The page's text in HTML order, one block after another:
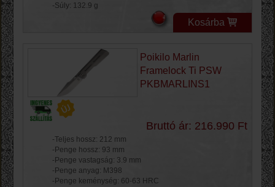
-Súly: 132.9 g
Kosárba
Poikilo Marlin
Framelock Ti PSW
PKBMARLINS1
Bruttó ár: 216.990 Ft
-Teljes hossz: 212 mm
-Penge hossz: 93 mm
-Penge vastagság: 3.9 mm
-Penge anyag: M398
-Penge keménység: 60-63 HRC